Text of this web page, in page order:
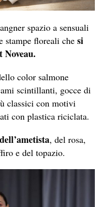
spazio a sensuali
stampe floreali che si
Noveau.
color salmone
scintillanti, gocce di
classici con motivi
con plastica riciclata.
, del rosa,
e del topazio.